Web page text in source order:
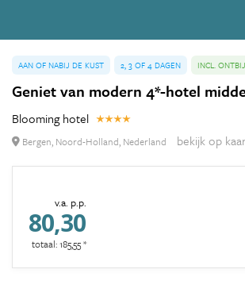
AAN OF NABIJ DE KUST 2, 3 OF 4 DAGEN INCL.
Geniet van modern 4*-hotel
Blooming hotel
Bergen, Noord-Holland, Nederland bekijk op
v.a. p.p.
80,30
totaal: 185,55 *